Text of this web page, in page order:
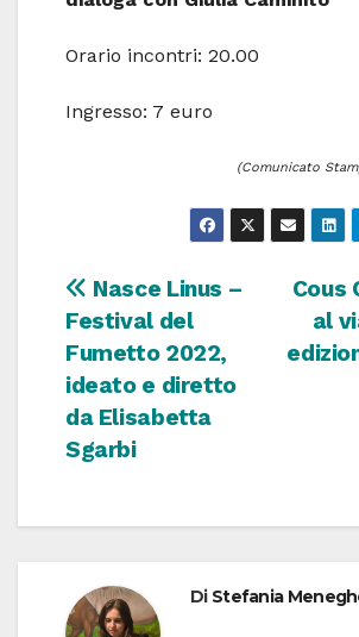
Orario incontri: 20.00
Ingresso: 7 euro
(Comunicato
Navigazione
articoli
Cous
al
Nasce Linus –
Festival del
Fumetto 2022,
ideato e diretto
da Elisabetta
Sgarbi
Di Stefania